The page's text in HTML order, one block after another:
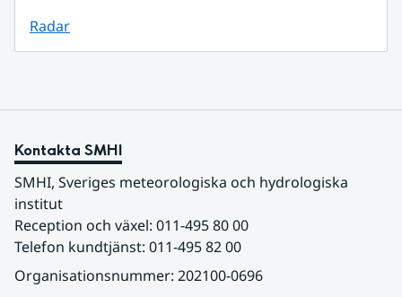
Radar
Kontakta SMHI
SMHI, Sveriges meteorologiska och hydrologiska
institut
Reception och växel: 011-495 80 00
Telefon kundtjänst: 011-495 82 00
Organisationsnummer: 202100-0696